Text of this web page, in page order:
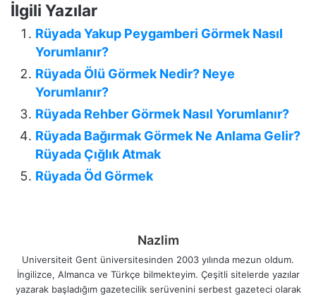
İlgili Yazılar
Rüyada Yakup Peygamberi Görmek Nasıl
Yorumlanır?
Rüyada Ölü Görmek Nedir? Neye
Yorumlanır?
Rüyada Rehber Görmek Nasıl Yorumlanır?
Rüyada Bağırmak Görmek Ne Anlama Gelir?
Rüyada Çığlık Atmak
Rüyada Öd Görmek
Nazlim
Universiteit Gent üniversitesinden 2003 yılında mezun oldum.
İngilizce, Almanca ve Türkçe bilmekteyim. Çeşitli sitelerde yazılar
yazarak başladığım gazetecilik serüvenini serbest gazeteci olarak